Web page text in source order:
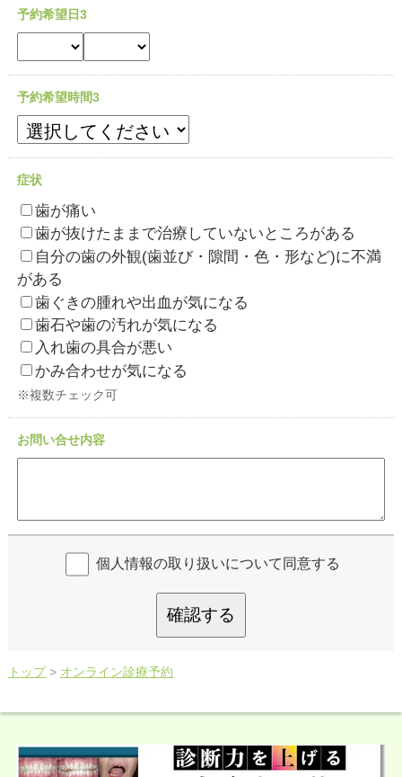
予約希望日3
予約希望時間3
症状
歯が痛い
歯が抜けたままで治療していないところがある
自分の歯の外観(歯並び・隙間・色・形など)に不満
がある
歯ぐきの腫れや出血が気になる
歯石や歯の汚れが気になる
入れ歯の具合が悪い
かみ合わせが気になる
※複数チェック可
お問い合せ内容
個人情報の取り扱いについて同意する
確認する
トップ > オンライン診療予約